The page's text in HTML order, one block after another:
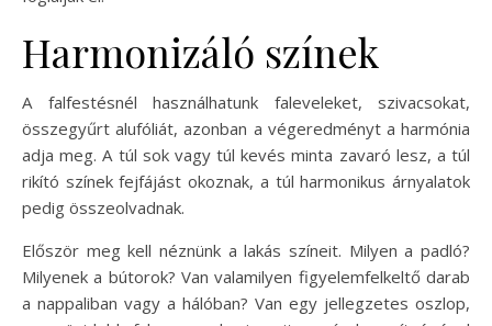
Harmonizáló színek
A falfestésnél használhatunk faleveleket, szivacsokat,
összegyűrt alufóliát, azonban a végeredményt a harmónia
adja meg. A túl sok vagy túl kevés minta zavaró lesz, a túl
rikító színek fejfájást okoznak, a túl harmonikus árnyalatok
pedig összeolvadnak.
Először meg kell néznünk a lakás színeit. Milyen a padló?
Milyenek a bútorok? Van valamilyen figyelemfelkeltő darab
a nappaliban vagy a hálóban? Van egy jellegzetes oszlop,